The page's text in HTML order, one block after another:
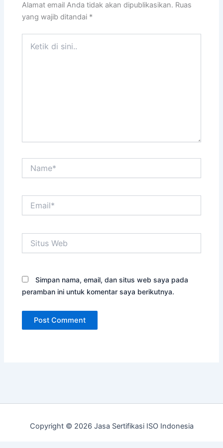
Alamat email Anda tidak akan dipublikasikan. Ruas
yang wajib ditandai *
Web
Simpan nama, email, dan situs web saya pada
peramban ini untuk komentar saya berikutnya.
Copyright © 2026 Jasa Sertifikasi ISO Indonesia